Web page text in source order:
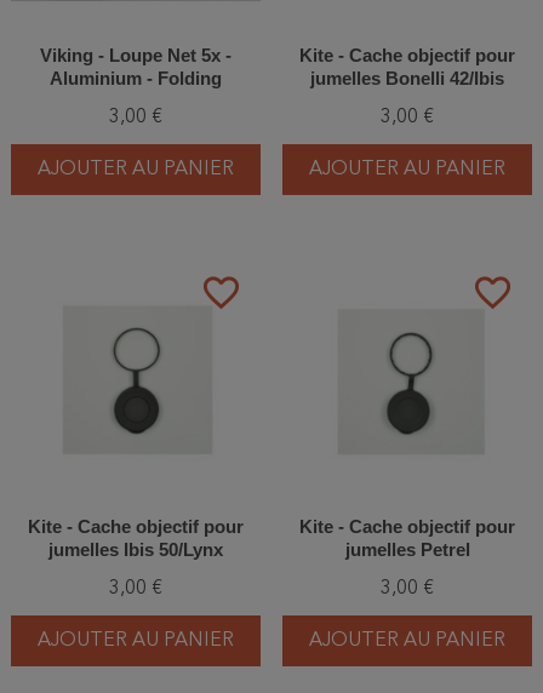
Viking - Loupe Net 5x -
Aluminium - Folding
3,00 €
AJOUTER AU PANIER
Kite - Cache objectif pour
jumelles Bonelli 42/Ibis
3,00 €
AJOUTER AU PANIER
favorite_border
Kite - Cache objectif pour
jumelles Ibis 50/Lynx
3,00 €
AJOUTER AU PANIER
favorite_border
Kite - Cache objectif pour
jumelles Petrel
3,00 €
AJOUTER AU PANIER